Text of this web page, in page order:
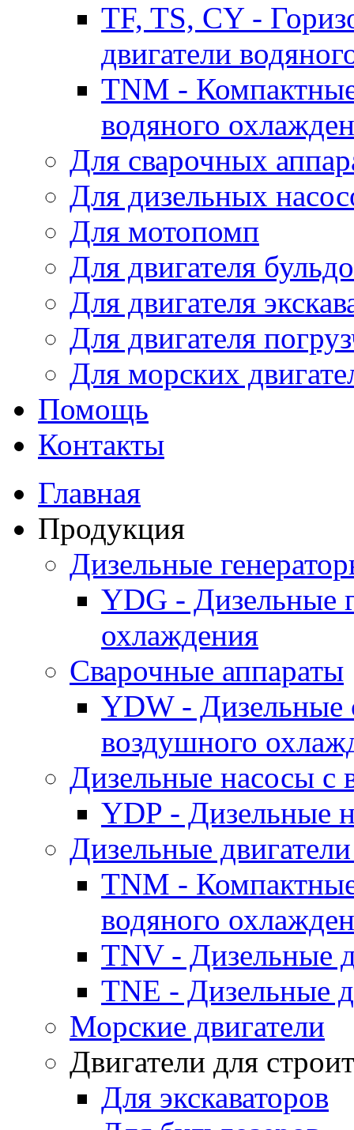
TF, TS, CY -
двигатели
TNM -
водяного
Для сварочных
Для дизельных
Для мотопомп
Для двигателя
Для двигателя
Для двигателя
Для морских
Помощь
Контакты
Главная
Продукция
Дизельные
YDG - Дизельные
охлаждения
Cварочные аппараты
YDW - Дизельные
воздушного
Дизельные насосы
YDP - Дизельные
Дизельные
TNM -
водяного
TNV - Дизельные
TNE - Дизельные
Морские двигатели
Двигатели для
Для экскаваторов